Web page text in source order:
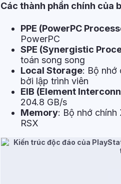
Các thành phần chính của
PPE (PowerPC
PowerPC
SPE (Synergistic
toán song song
Local Storage: Bộ nhớ
bởi lập trình viên
EIB (Element
204.8 GB/s
Memory: Bộ nhớ
RSX